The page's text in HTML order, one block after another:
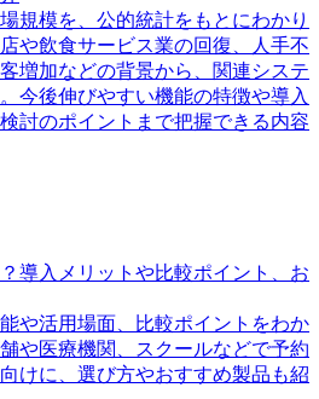
規模を、公的統計をもとにわかり
や飲食サービス業の回復、人手不
増加などの背景から、関連システ
今後伸びやすい機能の特徴や導入
討のポイントまで把握できる内容
導入メリットや比較ポイント、お
や活用場面、比較ポイントをわか
や医療機関、スクールなどで予約
けに、選び方やおすすめ製品も紹